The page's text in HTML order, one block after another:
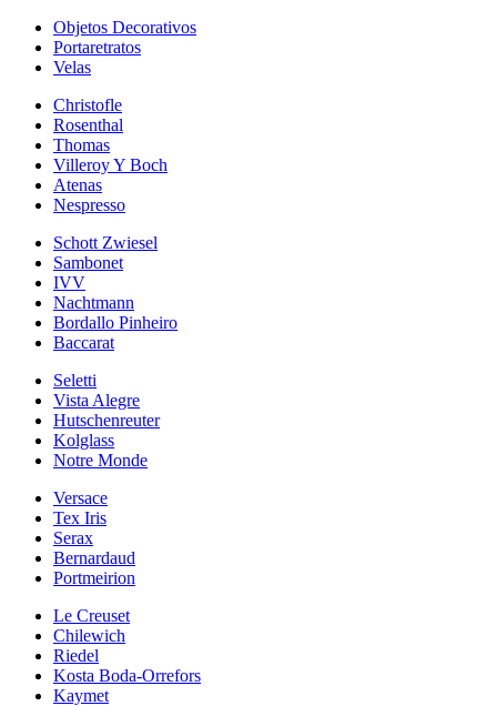
Objetos Decorativos
Portaretratos
Velas
Christofle
Rosenthal
Thomas
Villeroy Y Boch
Atenas
Nespresso
Schott Zwiesel
Sambonet
IVV
Nachtmann
Bordallo Pinheiro
Baccarat
Seletti
Vista Alegre
Hutschenreuter
Kolglass
Notre Monde
Versace
Tex Iris
Serax
Bernardaud
Portmeirion
Le Creuset
Chilewich
Riedel
Kosta Boda-Orrefors
Kaymet